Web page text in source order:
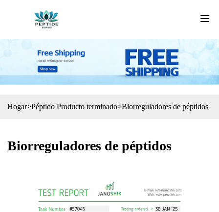
Hogar>Péptido Producto terminado>Biorreguladores de péptidos
Biorreguladores de péptidos